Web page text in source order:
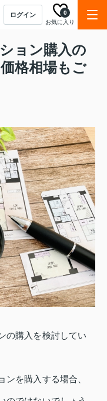
ログイン
お気に入り
0
ョン購入の
格相場もご
の購入を検討してい
ンを購入する場合、